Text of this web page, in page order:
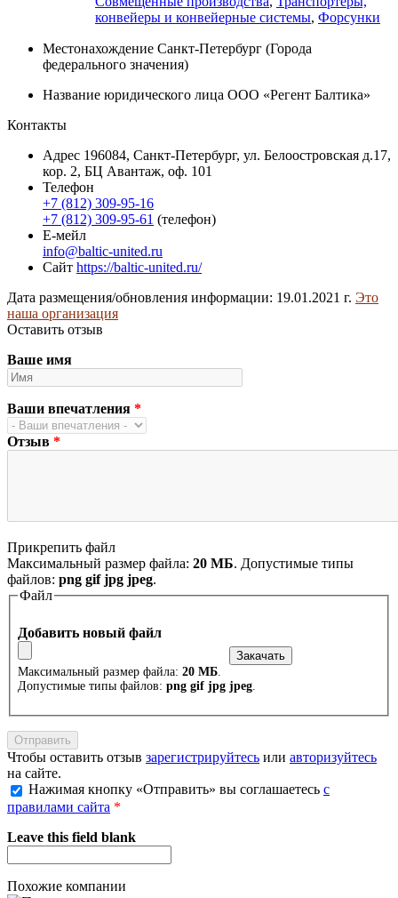
конвейеры и конвейерные системы, Форсунки
Местонахождение Санкт-Петербург (Города
федерального значения)
Название юридического лица ООО «Регент Балтика»
Контакты
Адрес 196084, Санкт-Петербург, ул. Белоостровская д.17,
кор. 2, БЦ Авантаж, оф. 101
Телефон
+7 (812) 309-95-16
+7 (812) 309-95-61 (телефон)
Е-мейл
info@baltic-united.ru
Сайт https://baltic-united.ru/
Дата размещения/обновления информации: 19.01.2021 г. Это
наша организация
Оставить отзыв
Ваше имя
Ваши впечатления *
Отзыв *
Прикрепить файл
Максимальный размер файла: 20 МБ. Допустимые типы
файлов: png gif jpg jpeg.
Файл
Добавить новый файл
Максимальный размер файла: 20 МБ
Допустимые типы файлов: png gif jpg jpeg
Чтобы оставить отзыв зарегистрируйтесь или авторизуйтесь
на сайте.
Нажимая кнопку «Отправить» вы соглашаетесь с
правилами сайта *
Leave this field blank
Похожие компании